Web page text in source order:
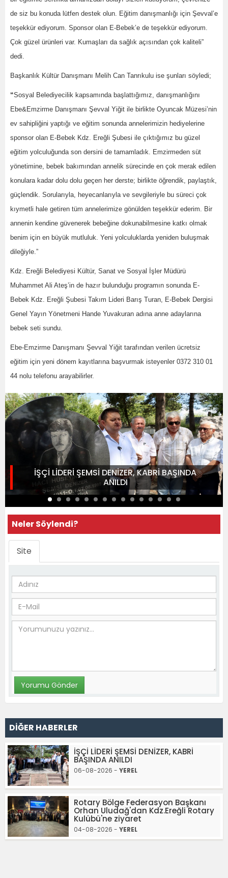
de siz bu konuda lütfen destek olun. Eğitim danışmanlığı için Şevval’e
teşekkür ediyorum. Sponsor olan E-Bebek’e de teşekkür ediyorum.
Çok güzel ürünleri var. Kumaşları da sağlık açısından çok kaliteli”
dedi.
Başkanlık Kültür Danışmanı Melih Can Tanrıkulu ise şunları söyledi;
“Sosyal Belediyecilik kapsamında başlattığımız, danışmanlığını
Ebe&Emzirme Danışmanı Şevval Yiğit ile birlikte Oyuncak Müzesi’nin
ev sahipliğini yaptığı ve eğitim sonunda annelerimizin hediyelerine
sponsor olan E-Bebek Kdz. Ereğli Şubesi ile çıktığımız bu güzel
eğitim yolculuğunda son dersini de tamamladık. Emzirmeden süt
yönetimine, bebek bakımından annelik sürecinde en çok merak edilen
konulara kadar dolu dolu geçen her derste; birlikte öğrendik, paylaştık,
güçlendik. Sorularıyla, heyecanlarıyla ve sevgileriyle bu süreci çok
kıymetli hale getiren tüm annelerimize gönülden teşekkür ederim. Bir
annenin kendine güvenerek bebeğine dokunabilmesine katkı olmak
benim için en büyük mutluluk. Yeni yolculuklarda yeniden buluşmak
dileğiyle.”
Kdz. Ereğli Belediyesi Kültür, Sanat ve Sosyal İşler Müdürü
Muhammet Ali Ateş’in de hazır bulunduğu programın sonunda E-
Bebek Kdz. Ereğli Şubesi Takım Lideri Barış Turan, E-Bebek Dergisi
Genel Yayın Yönetmeni Hande Yuvakuran adına anne adaylarına
bebek seti sundu.
Ebe-Emzirme Danışmanı Şevval Yiğit tarafından verilen ücretsiz
eğitim için yeni dönem kayıtlarına başvurmak isteyenler 0372 310 01
44 nolu telefonu arayabilirler.
İŞÇİ LİDERİ ŞEMSİ DENİZER, KABRİ BAŞINDA
ANILDI
Neler Söylendi?
Site
DİĞER HABERLER
İŞÇİ LİDERİ ŞEMSİ DENİZER, KABRİ
BAŞINDA ANILDI
06-08-2026 - YEREL
Rotary Bölge Federasyon Başkanı
Orhan Uludağ'dan Kdz.Ereğli Rotary
Kulübü'ne ziyaret
04-08-2026 - YEREL